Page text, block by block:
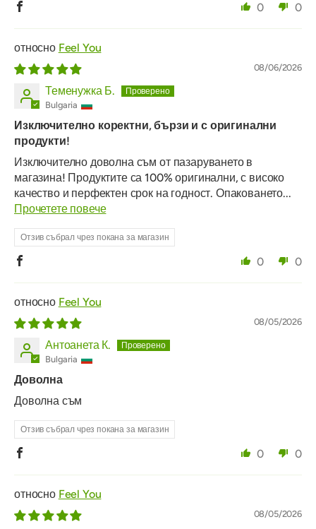
0 0
Feel You
08/06/2026
Теменужка Б.
Bulgaria
Изключително коректни, бързи и с оригинални
продукти!
Изключително доволна съм от пазаруването в
магазина! Продуктите са 100% оригинални, с високо
качество и перфектен срок на годност. Опаковането...
Прочетете повече
Отзив събрал чрез покана за магазин
0 0
Feel You
08/05/2026
Антоанета К.
Bulgaria
Доволна
Доволна съм
Отзив събрал чрез покана за магазин
0 0
Feel You
08/05/2026